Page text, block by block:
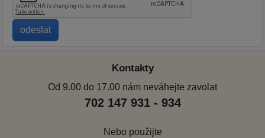
Kontakty
Od 9.00 do 17.00 nám neváhejte zavolat
702 147 931 - 934
Nebo použijte